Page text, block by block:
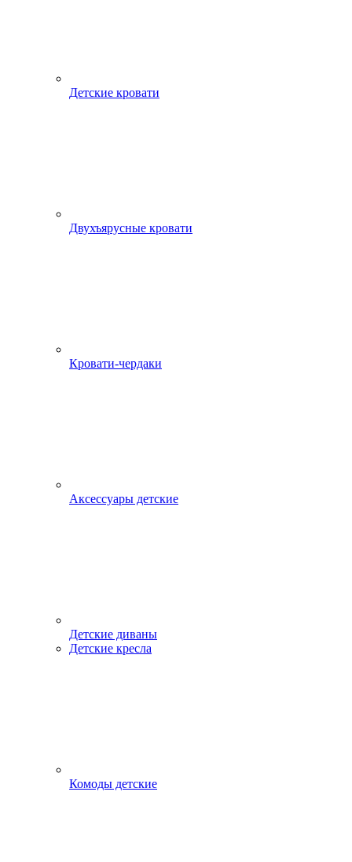
Детские кровати
Двухъярусные кровати
Кровати-чердаки
Аксессуары детские
Детские диваны
Детские кресла
Комоды детские